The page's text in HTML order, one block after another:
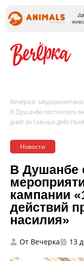
Вечёрка:
В Душанбе состоялось
дней активных
Новости
В Душанбе
кампании
действий
насилия»
От Вечерка 13